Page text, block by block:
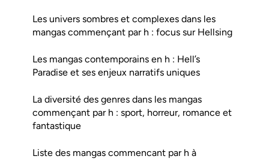
Les univers sombres et complexes dans les
mangas commençant par h : focus sur Hellsing
Les mangas contemporains en h : Hell’s
Paradise et ses enjeux narratifs uniques
La diversité des genres dans les mangas
commençant par h : sport, horreur, romance et
fantastique
Liste des mangas commencant par h à